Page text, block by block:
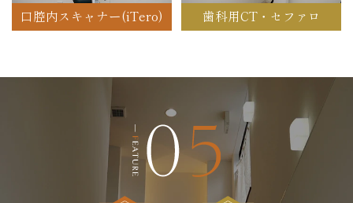
口腔内スキャナー(iTero) 歯科用CT・セファロ